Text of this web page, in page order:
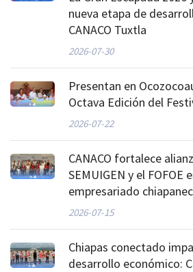
nueva etapa de
CANACO Tuxtla
2026-07-30
Presentan en
Octava Edición del
2026-07-22
CANACO fortalece
SEMUIGEN y el FOFOE
empresariado
2026-07-15
Chiapas conectado
desarrollo económico: